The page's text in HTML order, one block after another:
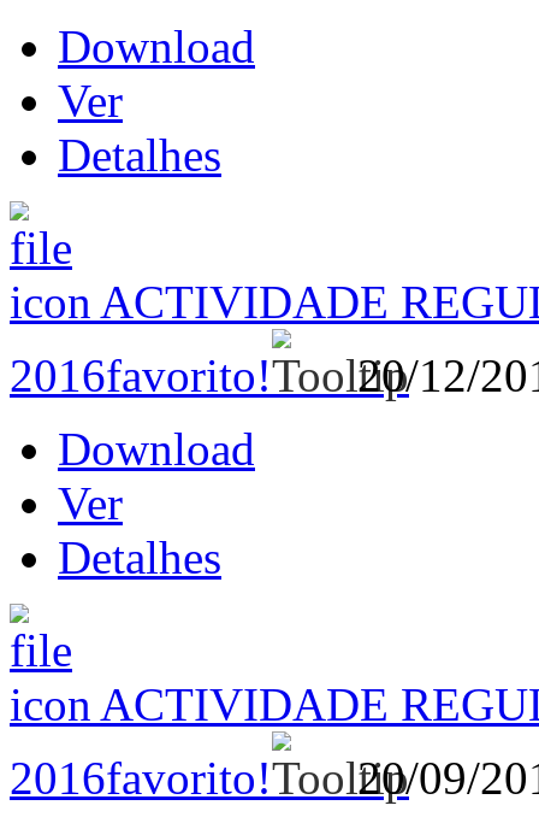
Download
Ver
Detalhes
ACTIVIDADE
2016favorito!
20/12/
Download
Ver
Detalhes
ACTIVIDADE
2016favorito!
20/09/